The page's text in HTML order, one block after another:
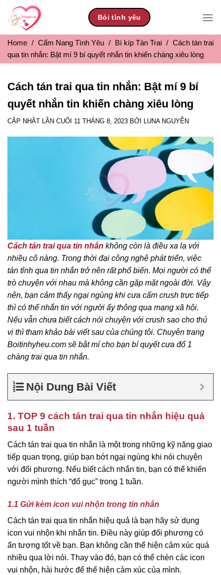
content
Bói tình yêu
Home / Cẩm Nang Tình Yêu / Bí kíp Tán Trai / Cách tán trai
qua tin nhắn: Bật mí 9 bí quyết nhắn tin khiến chàng xiêu lòng
Cách tán trai qua tin nhắn: Bật mí 9 bí
quyết nhắn tin khiến chàng xiêu lòng
CẬP NHẬT LẦN CUỐI 11 THÁNG 8, 2023 BỞI LUNA NGUYỄN
Cách tán trai qua tin nhắn không còn là điều xa lạ với
nhiều cô nàng. Trong thời đại công nghệ phát triển, việc
tán tỉnh qua tin nhắn trở nên rất phổ biến. Mọi người có thể
trò chuyện với nhau mà không cần gặp mặt ngoài đời. Vậy
nên, bạn cảm thấy ngại ngùng khi cưa cẩm crush trực tiếp
thì có thể nhắn tin với người ấy thông qua mạng xã hội.
Nếu vẫn chưa biết cách nói chuyện với crush sao cho thú
vị thì tham khảo bài viết sau của chúng tôi. Chuyên trang
Boitinhyheu.com sẽ bật mí cho bạn bí quyết cưa đổ 1
chàng trai qua tin nhắn.
Nội Dung Bài Viết
1. TOP 9 cách tán trai qua tin nhắn hiệu quả
sau 1 tuần
Cách tán trai qua tin nhắn là một trong những kỹ năng giao
tiếp quan trọng, giúp bạn bớt ngại ngùng khi nói chuyện
với đối phương. Nếu biết cách nhắn tin, bạn có thể khiến
người mình thích “đổ gục” trong 1 tuần.
1.1 Gửi kèm icon vui nhộn trong tin nhắn
Cách tán trai qua tin nhắn hiệu quả là bạn hãy sử dụng
icon vui nhộn khi nhắn tin. Điều này giúp đối phương có
ấn tượng tốt về bạn. Bạn không cần thể hiện cảm xúc quá
nhiều qua lời nói. Thay vào đó, bạn có thể chèn các icon
vui nhộn, hài hước để thể hiện cảm xúc của mình.